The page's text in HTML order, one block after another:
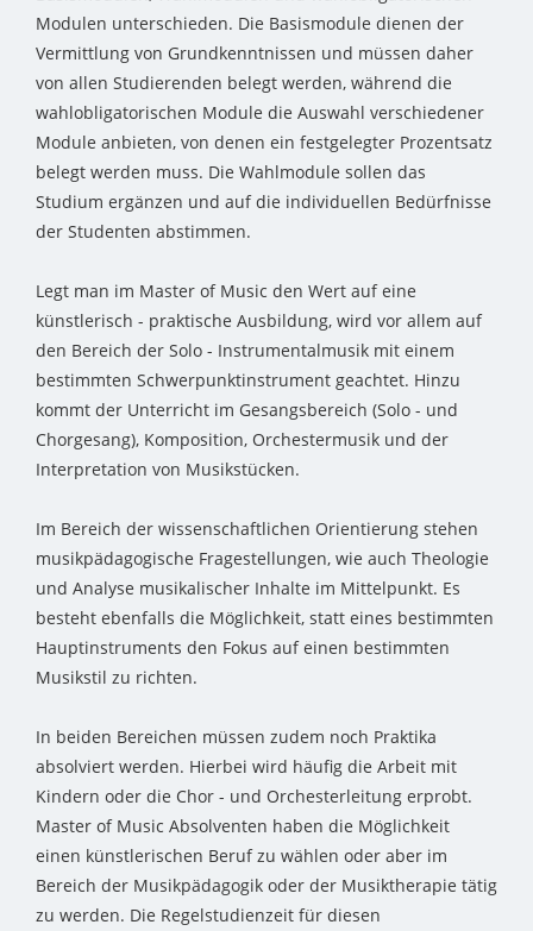
Modulen unterschieden. Die Basismodule dienen der
Vermittlung von Grundkenntnissen und müssen daher
von allen Studierenden belegt werden, während die
wahlobligatorischen Module die Auswahl verschiedener
Module anbieten, von denen ein festgelegter Prozentsatz
belegt werden muss. Die Wahlmodule sollen das
Studium ergänzen und auf die individuellen Bedürfnisse
der Studenten abstimmen.
Legt man im Master of Music den Wert auf eine
künstlerisch - praktische Ausbildung, wird vor allem auf
den Bereich der Solo - Instrumentalmusik mit einem
bestimmten Schwerpunktinstrument geachtet. Hinzu
kommt der Unterricht im Gesangsbereich (Solo - und
Chorgesang), Komposition, Orchestermusik und der
Interpretation von Musikstücken.
Im Bereich der wissenschaftlichen Orientierung stehen
musikpädagogische Fragestellungen, wie auch Theologie
und Analyse musikalischer Inhalte im Mittelpunkt. Es
besteht ebenfalls die Möglichkeit, statt eines bestimmten
Hauptinstruments den Fokus auf einen bestimmten
Musikstil zu richten.
In beiden Bereichen müssen zudem noch Praktika
absolviert werden. Hierbei wird häufig die Arbeit mit
Kindern oder die Chor - und Orchesterleitung erprobt.
Master of Music Absolventen haben die Möglichkeit
einen künstlerischen Beruf zu wählen oder aber im
Bereich der Musikpädagogik oder der Musiktherapie tätig
zu werden. Die Regelstudienzeit für diesen